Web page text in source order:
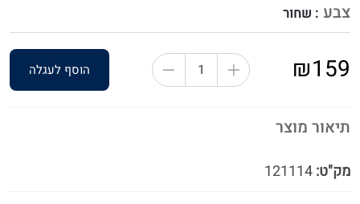
תיאור מוצר
מק"ט:
צבע : שחור
₪159 הוסף לעגלה